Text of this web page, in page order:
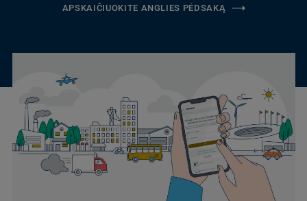
APSKAIČIUOKITE ANGLIES PĖDSAKĄ